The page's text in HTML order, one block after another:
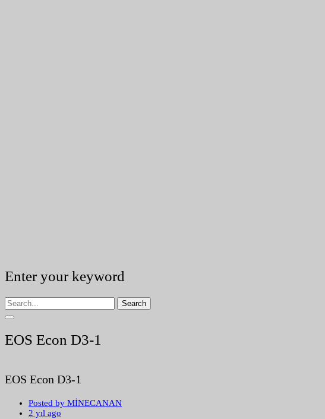
Enter your keyword
Search
EOS Econ D3-1
EOS Econ D3-1
Posted by MİNECANAN
2 yıl ago